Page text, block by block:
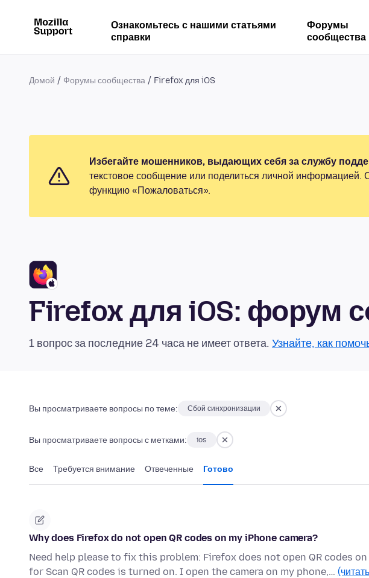
Ознакомьтесь с нашими статьями
справки
Форумы
сообщества
Домой Форумы сообщества Firefox для iOS
Избегайте мошенников, выдающих себя за службу
текстовое сообщение или поделиться личной информацией.
функцию «Пожаловаться».
Firefox для iOS: форум
1 вопрос за последние 24 часа не имеет ответа. Узнайте, как
Вы просматриваете вопросы по теме: Сбой синхронизации
Вы просматриваете вопросы с метками: ios
Все Требуется внимание Отвеченные Готово
Why does Firefox do not open QR codes on my iPhone camera?
Need help please to fix this problem: Firefox does not open QR codes
for Scan QR codes is turned on. I open the camera on my phone,…